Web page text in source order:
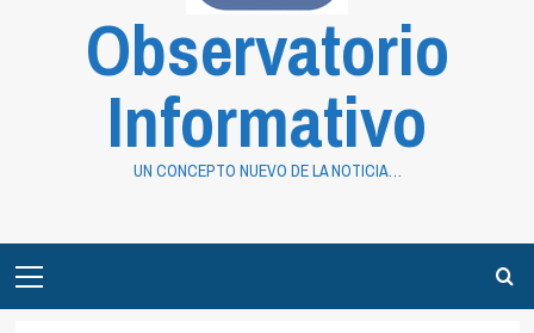
Observatorio
Informativo
UN CONCEPTO NUEVO DE LA NOTICIA…
Menu